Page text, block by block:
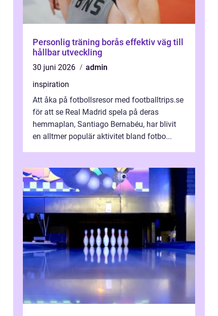
Personlig träning borås effektiv väg till
hållbar utveckling
30 juni 2026
admin
inspiration
Att åka på fotbollsresor med footballtrips.se
för att se Real Madrid spela på deras
hemmaplan, Santiago Bernabéu, har blivit
en alltmer populär aktivitet bland fotbo...